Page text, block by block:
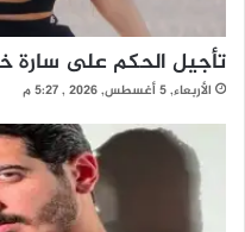
تأجيل الحكم على سارة
الأربعاء, 5 أغسطس, 2026 , 5:27 م